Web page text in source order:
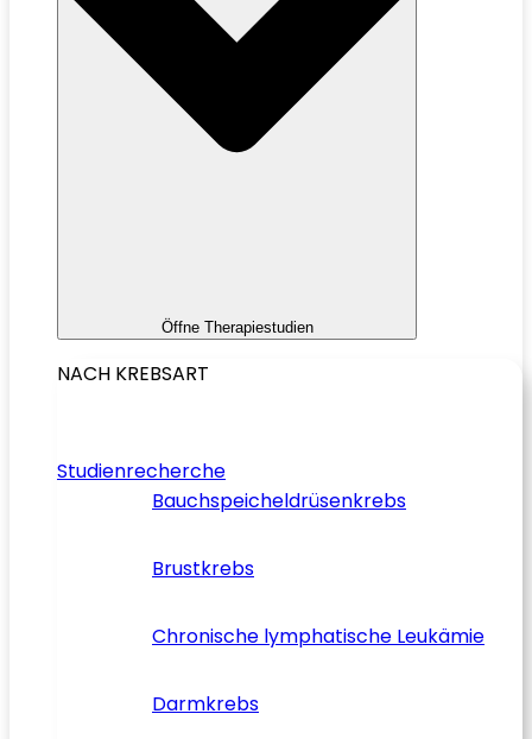
Öffne Therapiestudien
NACH KREBSART
Studienrecherche
Bauchspeicheldrüsenkrebs
Brustkrebs
Chronische lymphatische Leukämie
Darmkrebs